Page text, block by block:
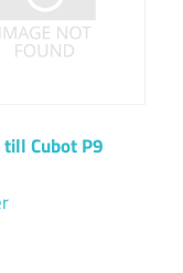
Cubot P9